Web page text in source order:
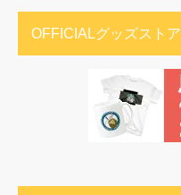
OFFICIALグッズストア